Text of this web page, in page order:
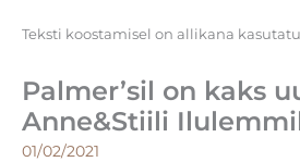
Teksti koostamisel on allikana
Palmer’sil on kaks
Anne&Stiili
01/02/2021